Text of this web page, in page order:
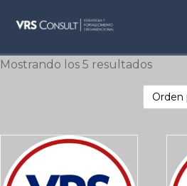
Mostrando los 5 resultados